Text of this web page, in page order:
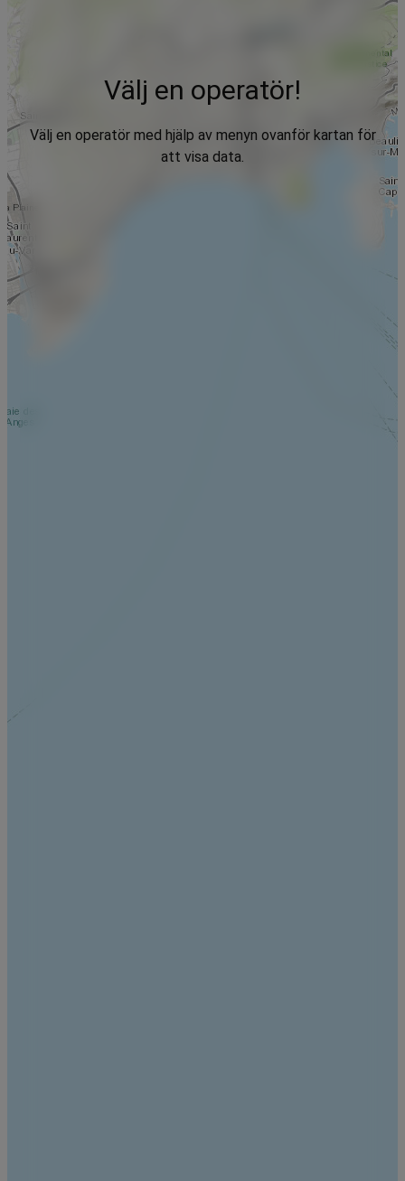
Välj en operatör!
Välj en operatör med hjälp av menyn ovanför kartan för
att visa data.